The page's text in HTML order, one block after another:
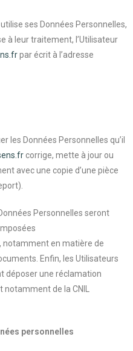
utilise ses Données Personnelles,
à leur traitement, l’Utilisateur
par écrit à l’adresse
les Données Personnelles qu’il
corrige, mette à jour ou
avec une copie d’une pièce
Personnelles seront
notamment en matière de
Enfin, les Utilisateurs
déposer une réclamation
de la CNIL
personnelles